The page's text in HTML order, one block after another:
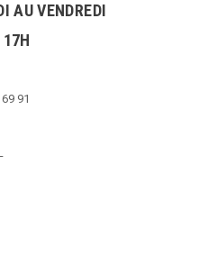
AU VENDREDI
91